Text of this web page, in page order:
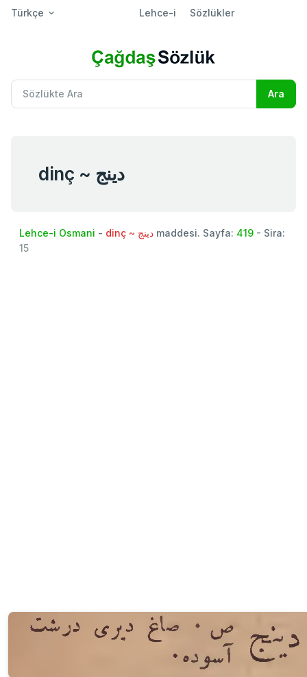
Türkçe Lehce-i Sözlükler
dinç ~ دينج
Lehce-i Osmani - dinç ~ دينج maddesi. Sayfa: 419 - Sira:
15